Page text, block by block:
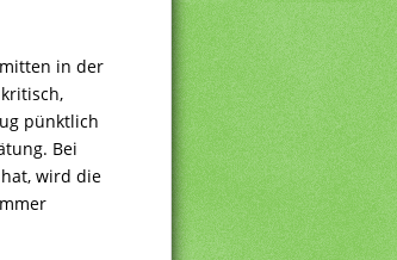
in der
pünktlich
Bei
wird die